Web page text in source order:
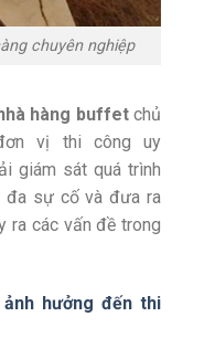
chuyên nghiệp
hàng buffetchủ
vị thi công uy
giám sát quá trình
đa sự cố và đưa ra
ra các vấn đề trong
hưởng đến thi